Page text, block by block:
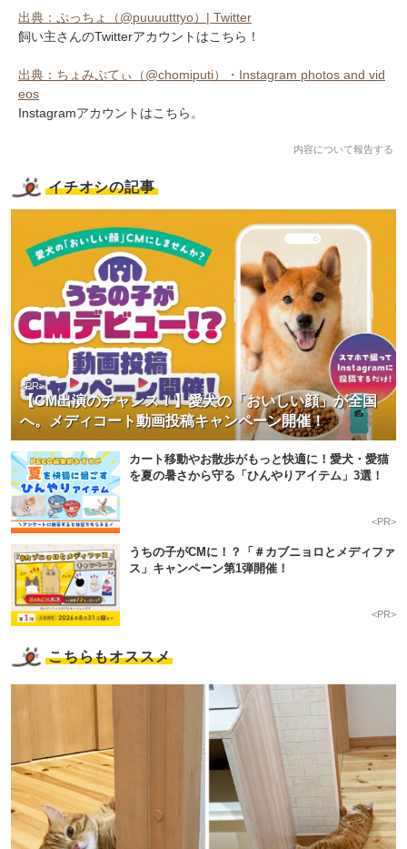
出典：ぷっちょ（@puuuutttyo）| Twitter
飼い主さんのTwitterアカウントはこちら！
出典：ちょみぷてぃ（@chomiputi）・Instagram photos and vid
eos
Instagramアカウントはこちら。
内容について報告する
イチオシの記事
【CM出演のチャンス！】愛犬の「おいしい顔」が全国
へ。メディコート動画投稿キャンペーン開催！
<PR>
カート移動やお散歩がもっと快適に！愛犬・愛猫
を夏の暑さから守る「ひんやりアイテム」3選！
<PR>
うちの子がCMに！？「＃カブニョロとメディファ
ス」キャンペーン第1弾開催！
<PR>
こちらもオススメ